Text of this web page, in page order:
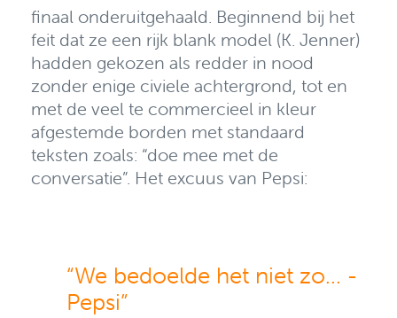
finaal onderuitgehaald. Beginnend bij het
feit dat ze een rijk blank model (K. Jenner)
hadden gekozen als redder in nood
zonder enige civiele achtergrond, tot en
met de veel te commercieel in kleur
afgestemde borden met standaard
teksten zoals: “doe mee met de
conversatie”. Het excuus van Pepsi:
“We bedoelde het niet zo... -
Pepsi”